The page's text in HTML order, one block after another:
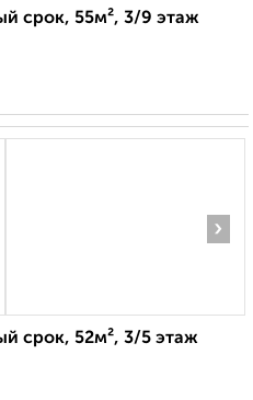
срок, 55м², 3/9 этаж
›
срок, 52м², 3/5 этаж